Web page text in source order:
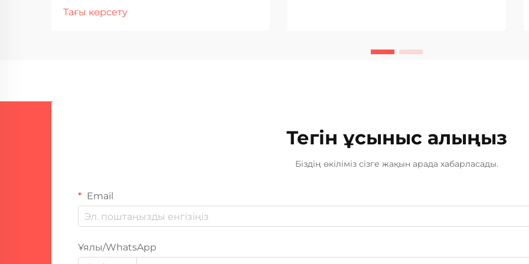
заманғы дәнекерлеу
Тағы көрсету
Тегін ұсыныс алыңыз
Біздің өкіліміз сізге жақын арада хабарласады.
Email
Ұялы/WhatsApp